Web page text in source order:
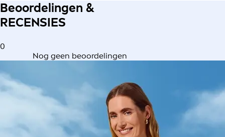
Beoordelingen &
RECENSIES
0
Nog geen beoordelingen